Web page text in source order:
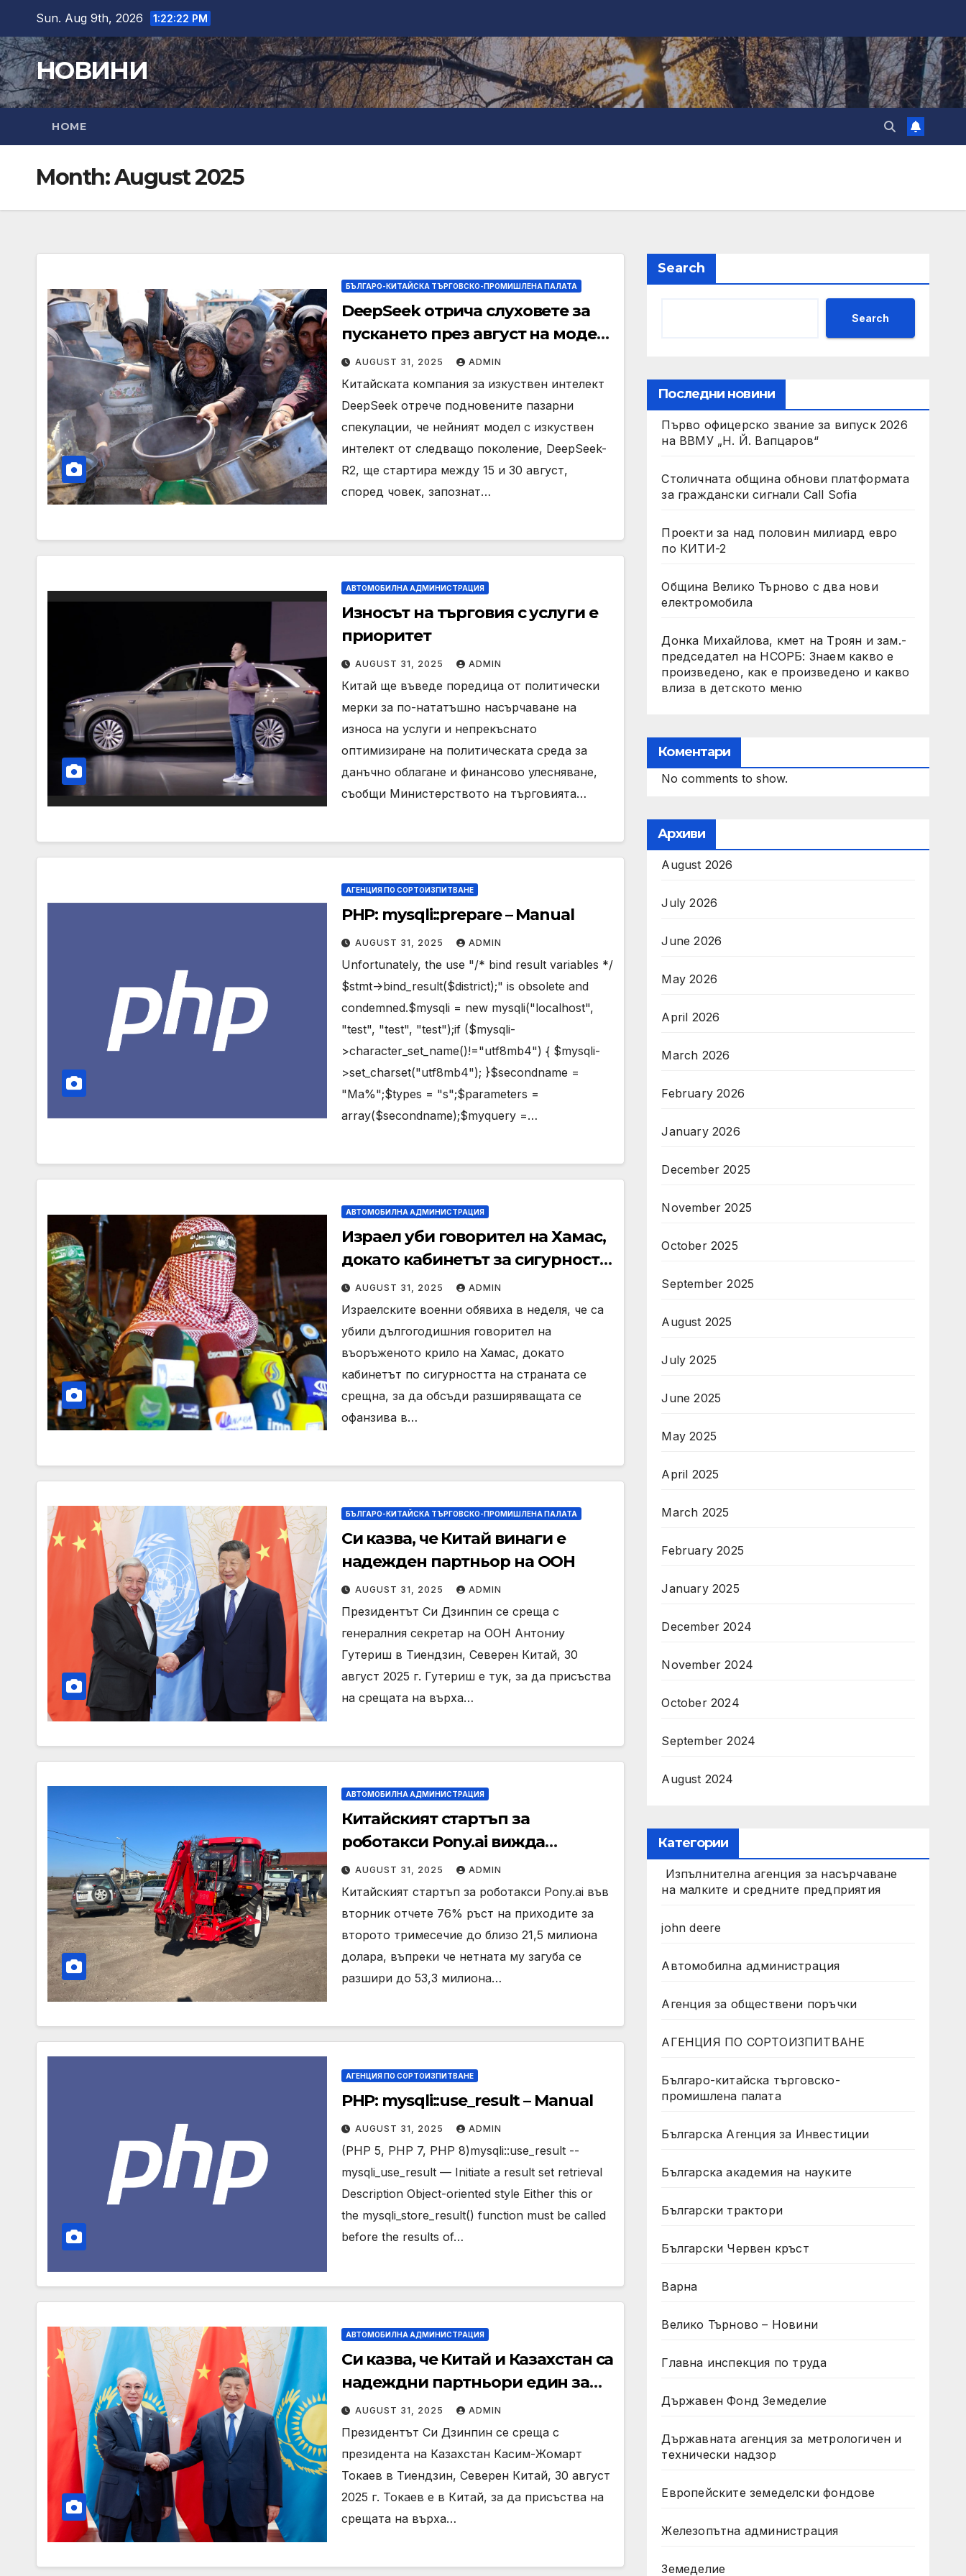
content
Sun. Aug 9th, 2026 1:22:23 PM
НОВИНИ
HOME
Month:August 2025
БЪЛГАРО-КИТАЙСКА ТЪРГОВСКО-ПРОМИШЛЕНА ПАЛАТА
DeepSeek отрича слуховете за
пускането през август на модел
R2 AI · TechNode
AUGUST 31, 2025 ADMIN
Китайската компания за изкуствен интелект
DeepSeek отрече подновените пазарни
спекулации, че нейният модел с изкуствен
интелект от следващо поколение, DeepSeek-
R2, ще стартира между 15 и 30 август,
според човек, запознат…
АВТОМОБИЛНА АДМИНИСТРАЦИЯ
Износът на търговия с услуги е
приоритет
AUGUST 31, 2025 ADMIN
Китай ще въведе поредица от политически
мерки за по-нататъшно насърчаване на
износа на услуги и непрекъснато
оптимизиране на политическата среда за
данъчно облагане и финансово улесняване,
съобщи Министерството на търговията…
АГЕНЦИЯ ПО СОРТОИЗПИТВАНЕ
PHP: mysqli::prepare – Manual
AUGUST 31, 2025 ADMIN
Unfortunately, the use "/* bind result variables */
$stmt->bind_result($district);" is obsolete and
condemned.$mysqli = new mysqli("localhost",
"test", "test", "test");if ($mysqli-
>character_set_name()!="utf8mb4") { $mysqli-
>set_charset("utf8mb4"); }$secondname =
"Ma%";$types = "s";$parameters =
array($secondname);$myquery =…
АВТОМОБИЛНА АДМИНИСТРАЦИЯ
Израел уби говорител на Хамас,
докато кабинетът за сигурност
се събира, за да обсъди
разширяването на офанзивата в
Газа
AUGUST 31, 2025 ADMIN
Израелските военни обявиха в неделя, че са
убили дългогодишния говорител на
въоръженото крило на Хамас, докато
кабинетът по сигурността на страната се
срещна, за да обсъди разширяващата се
офанзива в…
БЪЛГАРО-КИТАЙСКА ТЪРГОВСКО-ПРОМИШЛЕНА ПАЛАТА
Си казва, че Китай винаги е
надежден партньор на ООН
AUGUST 31, 2025 ADMIN
Президентът Си Дзинпин се среща с
генералния секретар на ООН Антониу
Гутериш в Тиендзин, Северен Китай, 30
август 2025 г. Гутериш е тук, за да присъства
на срещата на върха…
АВТОМОБИЛНА АДМИНИСТРАЦИЯ
Китайският стартъп за
роботакси Pony.ai вижда
нарастващи загуби,
нараствайки продажбите през
второто тримесечие · TechNode
AUGUST 31, 2025 ADMIN
Китайският стартъп за роботакси Pony.ai във
вторник отчете 76% ръст на приходите за
второто тримесечие до близо 21,5 милиона
долара, въпреки че нетната му загуба се
разшири до 53,3 милиона…
АГЕНЦИЯ ПО СОРТОИЗПИТВАНЕ
PHP: mysqli::use_result – Manual
AUGUST 31, 2025 ADMIN
(PHP 5, PHP 7, PHP 8)mysqli::use_result --
mysqli_use_result — Initiate a result set retrieval
Description Object-oriented style Either this or
the mysqli_store_result() function must be called
before the results of…
АВТОМОБИЛНА АДМИНИСТРАЦИЯ
Си казва, че Китай и Казахстан са
надеждни партньори един за
друг
AUGUST 31, 2025 ADMIN
Президентът Си Дзинпин се среща с
президента на Казахстан Касим-Жомарт
Токаев в Тиендзин, Северен Китай, 30 август
2025 г. Токаев е в Китай, за да присъства на
срещата на върха…
Search
Search
Последни новини
Първо офицерско звание за випуск 2026
на ВВМУ „Н. Й. Вапцаров“
Столичната община обнови платформата
за граждански сигнали Call Sofia
Проекти за над половин милиард евро
по КИТИ-2
Община Велико Търново с два нови
електромобила
Донка Михайлова, кмет на Троян и зам.-
председател на НСОРБ: Знаем какво е
произведено, как е произведено и какво
влиза в детското меню
Коментари
No comments to show.
Архиви
August 2026
July 2026
June 2026
May 2026
April 2026
March 2026
February 2026
January 2026
December 2025
November 2025
October 2025
September 2025
August 2025
July 2025
June 2025
May 2025
April 2025
March 2025
February 2025
January 2025
December 2024
November 2024
October 2024
September 2024
August 2024
Категории
Изпълнителна агенция за насърчаване
на малките и средните предприятия
john deere
Автомобилна администрация
Агенция за обществени поръчки
АГЕНЦИЯ ПО СОРТОИЗПИТВАНЕ
Българо-китайска търговско-
промишлена палата
Българска Агенция за Инвестиции
Българска академия на науките
Български трактори
Български Червен кръст
Варна
Велико Търново – Новини
Главна инспекция по труда
Държавен Фонд Земеделие
Държавната агенция за метрологичен и
технически надзор
Европейските земеделски фондове
Железопътна администрация
Земеделие